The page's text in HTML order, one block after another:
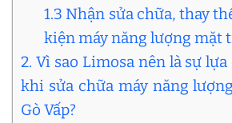
1.3 Nhận sửa chữa, thay
kiện máy năng lượng mặt
2. Vì sao Limosa nên là sự
khi sửa chữa máy năng
Gò Vấp?